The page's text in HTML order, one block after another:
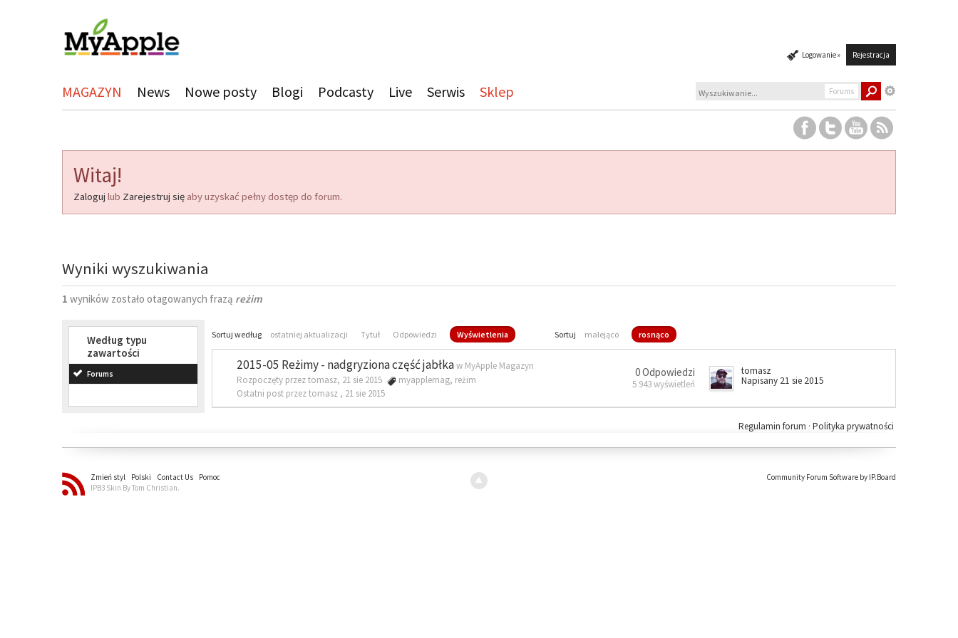
Logowanie » Rejestracja
MAGAZYN News Nowe posty Blogi Podcasty Live Serwis Sklep Forums
Witaj!
Zaloguj lub Zarejestruj się aby uzyskać pełny dostęp do forum.
Wyniki wyszukiwania
1 wyników zostało otagowanych frazą reżim
Według typu
zawartości
Forums
Sortuj według ostatniej aktualizacji Tytuł Odpowiedzi Wyświetlenia Sortuj malejąco rosnąco
2015-05 Reżimy - nadgryziona część jabłkaw MyApple Magazyn
Rozpoczęty przez tomasz, 21 sie 2015
myapplemag, reżim
Ostatni post przez tomasz , 21 sie 2015
0 Odpowiedzi
5 943 wyświetleń
tomasz
Napisany 21 sie 2015
Polityka prywatności
Regulamin forum ·
Zmień styl Polski Contact Us
Pomoc
IPB3 Skin By Tom Christian.
Community Forum Software by IP.Board